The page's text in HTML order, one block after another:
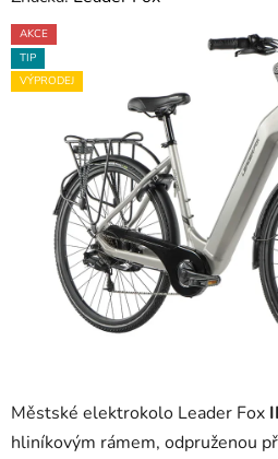
Městské elektrokolo Leader Fox
hliníkovým rámem, odpruženou
produktu
je
0,0
hvězdiček.
AKCE
TIP
VÝPRODEJ